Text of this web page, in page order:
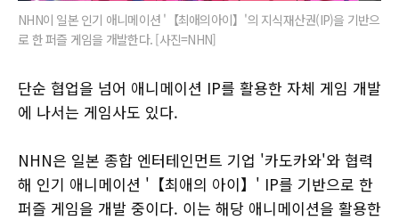
NHN이 일본 인기 애니메이션 '【최애의아이】'의 지식재산권(IP)을 기반으
로 한 퍼즐 게임을 개발한다. [사진=NHN]
단순 협업을 넘어 애니메이션 IP를 활용한 자체 게임 개발
에 나서는 게임사도 있다.
NHN은 일본 종합 엔터테인먼트 기업 '카도카와'와 협력
해 인기 애니메이션 '【최애의 아이】' IP를 기반으로 한
퍼즐 게임을 개발 중이다. 이는 해당 애니메이션을 활용한